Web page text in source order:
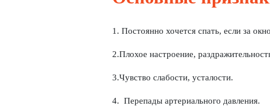
1. Постоянно хочется спать, если за
2.Плохое настроение,
3.Чувство слабости, усталости.
4. Перепады артериального давления.